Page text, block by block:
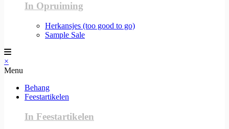
In Opruiming
Herkansjes (too good to go)
Sample Sale
×
Menu
Behang
Feestartikelen
In Feestartikelen